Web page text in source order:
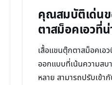
คุณสมบัติเด่น
ตาสม็อคเอวที่น่
เสื้อแขนตุ๊กตาสม็อคเอ
ออกแบบที่เน้นความสบ
หลาย สามารถปรับเข้า